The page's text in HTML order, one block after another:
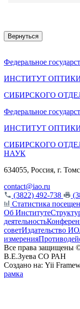
Вернуться
Федеральное
ИНСТИТУТ
СИБИРСКОГО
Федеральное
ИНСТИТУТ
СИБИРСКОГО
НАУК
634055, Россия, г.
contact@iao.ru
(3822) 492-738
Статистика
Об Институте
деятельность
советИздательство
измерения
Все права защищены
В.Е.Зуева СО РАН
Создано на: Yii
рамка